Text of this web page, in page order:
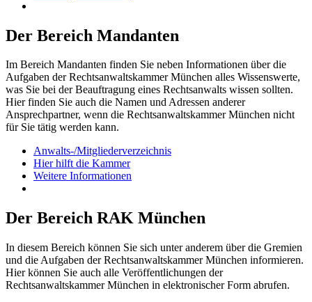
Der Bereich Mandanten
Im Bereich Mandanten finden Sie neben Informationen über die
Aufgaben der Rechtsanwaltskammer München alles Wissenswerte,
was Sie bei der Beauftragung eines Rechtsanwalts wissen sollten.
Hier finden Sie auch die Namen und Adressen anderer
Ansprechpartner, wenn die Rechtsanwaltskammer München nicht
für Sie tätig werden kann.
Anwalts-/Mitgliederverzeichnis
Hier hilft die Kammer
Weitere Informationen
Der Bereich RAK München
In diesem Bereich können Sie sich unter anderem über die Gremien
und die Aufgaben der Rechtsanwaltskammer München informieren.
Hier können Sie auch alle Veröffentlichungen der
Rechtsanwaltskammer München in elektronischer Form abrufen.